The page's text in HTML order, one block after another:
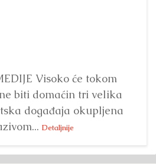
Visoko će tokom
biti domaćin tri velika
događaja okupljena
Detaljnije